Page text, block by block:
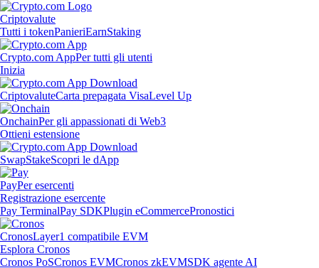
Criptovalute
Tutti i tokenPanieriEarnStaking
Crypto.com AppPer tutti gli utenti
Inizia
CriptovaluteCarta prepagata VisaLevel Up
OnchainPer gli appassionati di Web3
Ottieni estensione
SwapStakeScopri le dApp
PayPer esercenti
Registrazione esercente
Pay TerminalPay SDKPlugin eCommercePronostici
CronosLayer1 compatibile EVM
Esplora Cronos
Cronos PoSCronos EVMCronos zkEVMSDK agente AI